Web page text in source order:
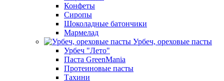
Конфеты
Сиропы
Шоколадные батончики
Мармелад
Урбеч, ореховые пасты
Урбеч "Лето"
Паста GreenMania
Протеиновые пасты
Тахини